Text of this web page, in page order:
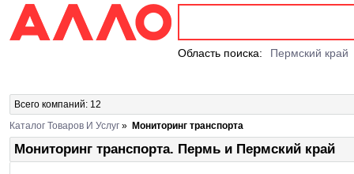
Область поиска: Пермский край
Всего компаний: 12
Каталог Товаров И Услуг » Мониторинг транспорта
Мониторинг транспорта. Пермь и Пермский край